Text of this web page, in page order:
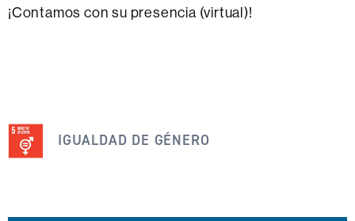
¡Contamos con su presencia (virtual)!
noticia
se
IGUALDAD DE GÉNERO